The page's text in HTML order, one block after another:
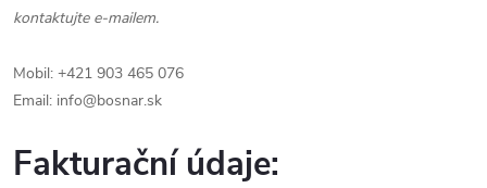
kontaktujte e-mailem.
Mobil: +421 903 465 076
Email: info@bosnar.sk
Fakturační údaje: